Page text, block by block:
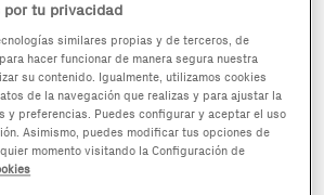
por tu privacidad
similares propias y de terceros, de
hacer funcionar de manera segura nuestra
su contenido. Igualmente, utilizamos cookies
de la navegación que realizas y para ajustar la
y preferencias. Puedes configurar y aceptar el uso
Asimismo, puedes modificar tus opciones de
momento visitando la Configuración de